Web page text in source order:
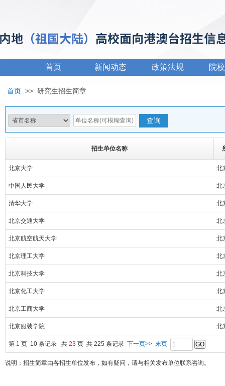
首页 新闻动态 政策法规 院
首页 >> 研究生招生简章
招生单位名称
北京大学 北
中国人民大学 北
清华大学 北
北京交通大学 北
北京航空航天大学 北
北京理工大学 北
北京科技大学 北
北京化工大学 北
北京工商大学 北
北京服装学院 北
第 1 页 10 条记录 共 23 页 共 225 条记录 下一页>> 末页
说明：招生简章由各招生单位发布，如有疑问，请与相关发布单位联系咨询。